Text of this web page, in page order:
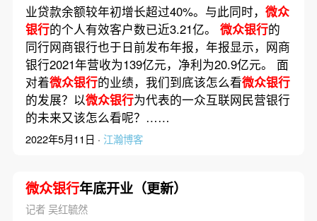
业贷款余额较年初增长超过40%。与此同时， 微众
银行的个人有效客户数已近3.21亿。 微众银行的
同行网商银行也于日前发布年报，年报显示，网商
银行2021年营收为139亿元，净利为20.9亿元。 面
对着微众银行的业绩，我们到底该怎么看微众银行
的发展？以微众银行为代表的一众互联网民营银行
的未来又该怎么看呢？……
2022年5月11日 · 江瀚博客
微众银行年底开业（更新）
记者 吴红毓然